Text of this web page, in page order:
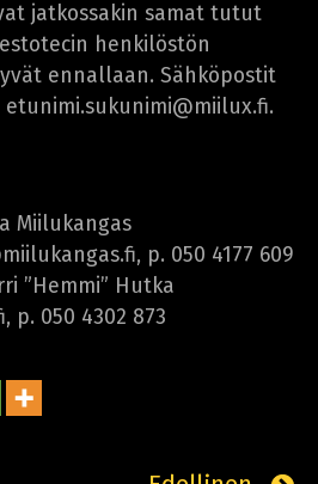
jatkossakin samat tutut
henkilöstön
ennallaan. Sähköpostit
Miilukangas
p. 050 4177 609
”Hemmi” Hutka
p. 050 4302 873